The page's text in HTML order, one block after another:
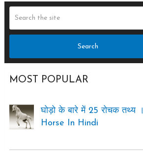
MOST POPULAR
घोड़ो के बारे में 25 रोचक तथ्य ।
Horse In Hindi